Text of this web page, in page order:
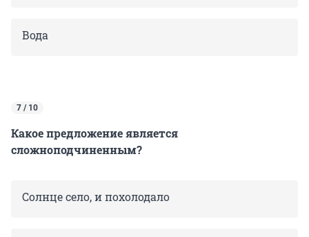
Вода
7 / 10
Какое предложение является
сложноподчиненным?
Солнце село, и похолодало